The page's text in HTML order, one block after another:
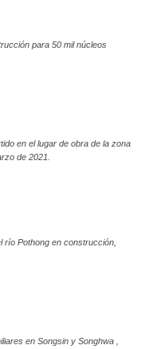
para 50 mil núcleos
en el lugar de obra de la zona
de 2021.
río Pothong en construcción,
en Songsin y Songhwa ,